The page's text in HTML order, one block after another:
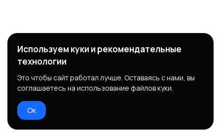
Используем куки и рекомендательные
технологии
Это чтобы сайт работал лучше. Оставаясь с нами, вы
соглашаетесь на использование файлов куки.
Ок